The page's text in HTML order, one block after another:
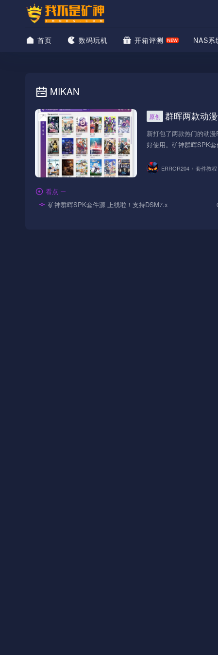
首页 数码玩机 开箱评测 NAS系
MIKAN
套件教程
原创 群晖两款动
新打包了两款热门的动
好使用。矿神群晖SPK
ERROR204 / 套件教程
看点
矿神群晖SPK套件源 上线啦！支持DSM7.x